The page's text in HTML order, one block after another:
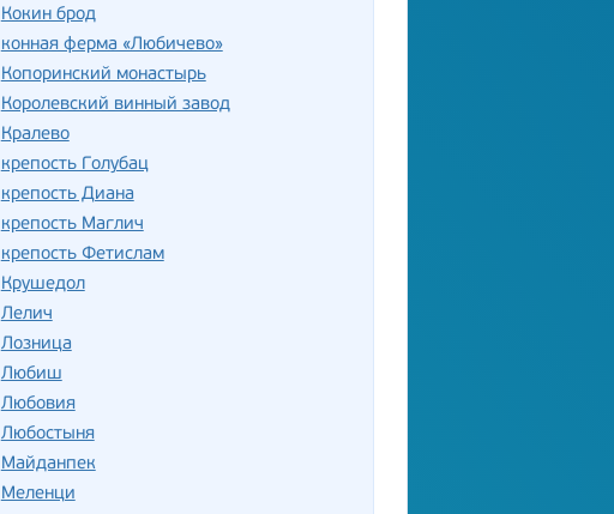
Кокин брод
конная ферма «Любичево»
Копоринский монастырь
Королевский винный завод
Кралево
крепость Голубац
крепость Диана
крепость Маглич
крепость Фетислам
Крушедол
Лелич
Лозница
Любиш
Любовия
Любостыня
Майданпек
Меленци